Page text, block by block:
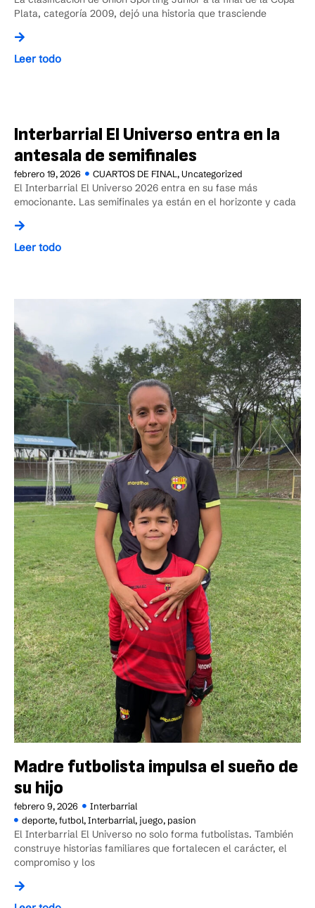
Plata, categoría 2009, dejó una historia que trasciende
Leer todo
Interbarrial El Universo entra en la
antesala de semifinales
febrero 19, 2026 CUARTOS DE FINAL ,Uncategorized
El Interbarrial El Universo 2026 entra en su fase más
emocionante. Las semifinales ya están en el horizonte y cada
Leer todo
Madre futbolista impulsa el sueño de
su hijo
febrero 9, 2026
Interbarrial
deporte,futbol,Interbarrial, juego, pasion
El Interbarrial El Universo no solo forma futbolistas. También
construye historias familiares que fortalecen el carácter, el
compromiso y los